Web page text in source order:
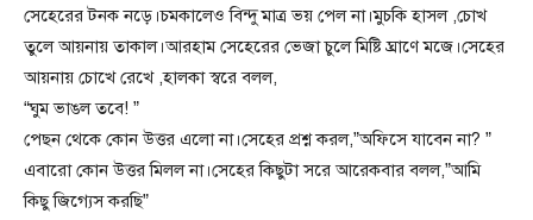
সেহেরের টনক নড়ে।চমকালেও বিন্দু মাত্র ভয় পেল না।মুচকি হাসল ,চোখ
তুলে আয়নায় তাকাল।আরহাম সেহেরের ভেজা চুলে মিষ্টি ঘ্রাণে মজে।সেহের
আয়নায় চোখে রেখে ,হালকা স্বরে বলল,
“ঘুম ভাঙল তবে! ”
পেছন থেকে কোন উত্তর এলো না।সেহের প্রশ্ন করল,”অফিসে যাবেন না? ”
এবারো কোন উত্তর মিলল না।সেহের কিছুটা সরে আরেকবার বলল,”আমি
কিছু জিগ্যেস করছি”